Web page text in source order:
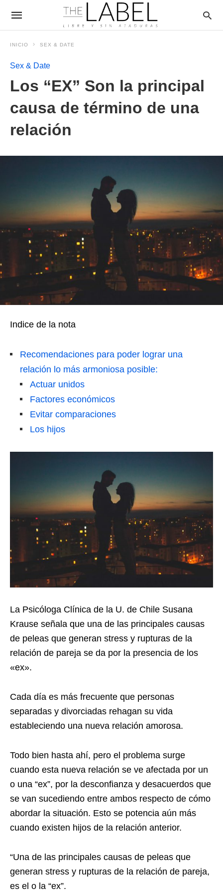
INICIO SEX & DATE
Sex & Date
Los “EX” Son la principal
causa de término de una
relación
Indice de la nota
Recomendaciones para poder lograr una
relación lo más armoniosa posible:
Actuar unidos
Factores económicos
Evitar comparaciones
Los hijos
La Psicóloga Clínica de la U. de Chile Susana
Krause señala que una de las principales causas
de peleas que generan stress y rupturas de la
relación de pareja se da por la presencia de los
«ex».
Cada día es más frecuente que personas
separadas y divorciadas rehagan su vida
estableciendo una nueva relación amorosa.
Todo bien hasta ahí, pero el problema surge
cuando esta nueva relación se ve afectada por un
o una “ex”, por la desconfianza y desacuerdos que
se van sucediendo entre ambos respecto de cómo
abordar la situación. Esto se potencia aún más
cuando existen hijos de la relación anterior.
“Una de las principales causas de peleas que
generan stress y rupturas de la relación de pareja,
es el o la “ex”.